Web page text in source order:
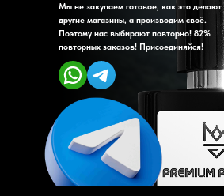
Мы не закупаем готовое, как это делают
другие магазины, а производим своё.
Поэтому нас выбирают повторно! 82%
повторных заказов! Присоединяйся!